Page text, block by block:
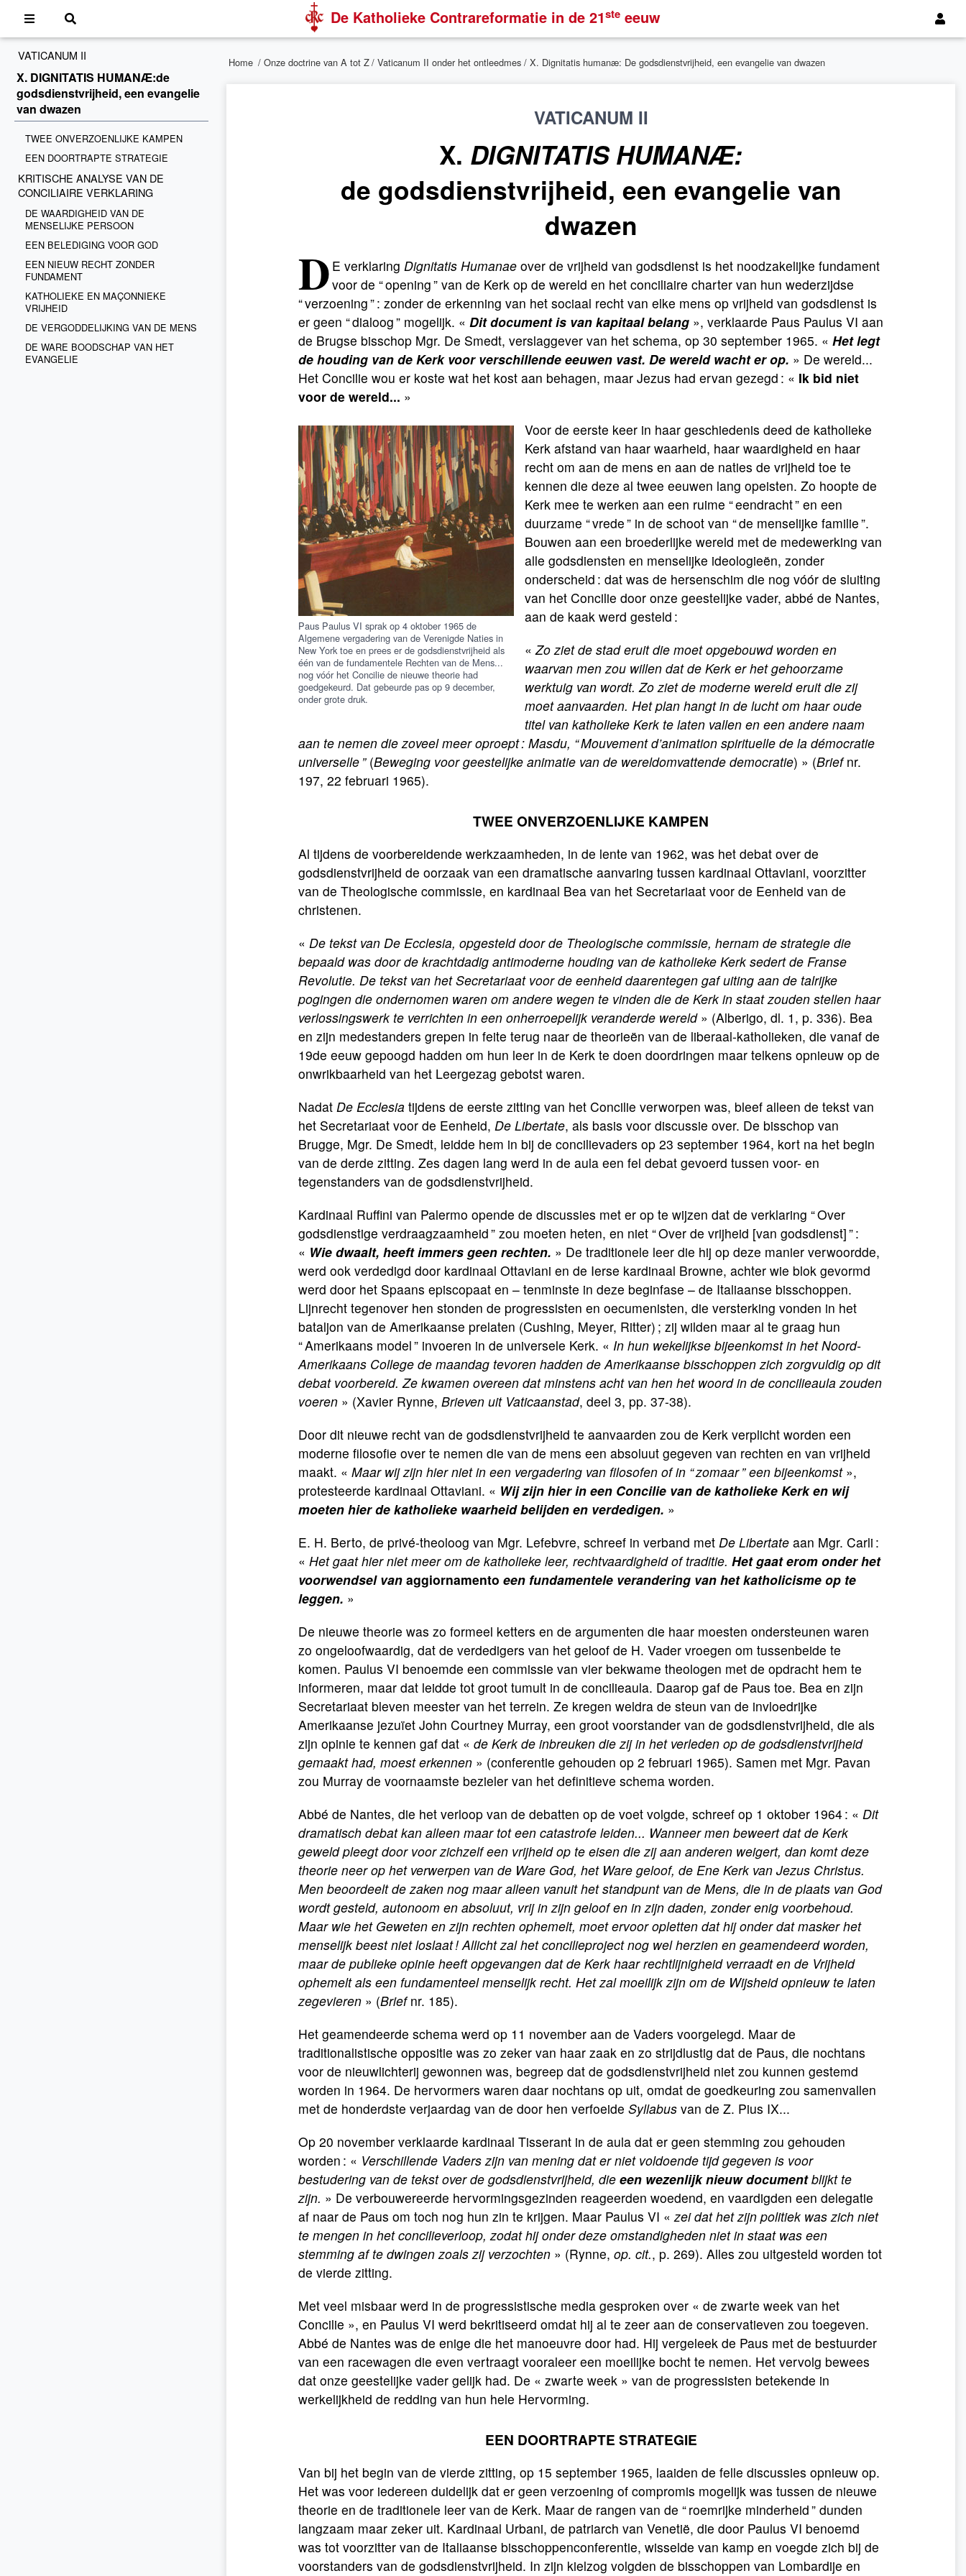
De Katholieke Contrareformatie in de 21ste eeuw
VATICANUM II
X. DIGNITATIS HUMANÆ:de
godsdienstvrijheid, een evangelie
van dwazen
TWEE ONVERZOENLIJKE KAMPEN
EEN DOORTRAPTE STRATEGIE
KRITISCHE ANALYSE VAN DE
CONCILIAIRE VERKLARING
DE WAARDIGHEID VAN DE
MENSELIJKE PERSOON
EEN BELEDIGING VOOR GOD
EEN NIEUW RECHT ZONDER
FUNDAMENT
KATHOLIEKE EN MAÇONNIEKE
VRIJHEID
DE VERGODDELIJKING VAN DE MENS
DE WARE BOODSCHAP VAN HET
EVANGELIE
Home / Onze doctrine van A tot Z/ Vaticanum II onder het ontleedmes / X. Dignitatis humanæ: De godsdienstvrijheid, een evangelie van dwazen
VATICANUM II
X. DIGNITATIS HUMANÆ:
de godsdienstvrijheid, een evangelie van
dwazen
D E verklaring Dignitatis Humanae over de vrijheid van godsdienst is het noodzakelijke fundament
voor de “ opening ” van de Kerk op de wereld en het conciliaire charter van hun wederzijdse
“ verzoening ” : zonder de erkenning van het sociaal recht van elke mens op vrijheid van godsdienst is
er geen “ dialoog ” mogelijk. « Dit document is van kapitaal belang », verklaarde Paus Paulus VI aan
de Brugse bisschop Mgr. De Smedt, verslaggever van het schema, op 30 september 1965. « Het legt
de houding van de Kerk voor verschillende eeuwen vast. De wereld wacht er op. » De wereld...
Het Concilie wou er koste wat het kost aan behagen, maar Jezus had ervan gezegd : « Ik bid niet
voor de wereld... »
Paus Paulus VI sprak op 4 oktober 1965 de
Algemene vergadering van de Verenigde Naties in
New York toe en prees er de godsdienstvrijheid als
één van de fundamentele Rechten van de Mens...
nog vóór het Concilie de nieuwe theorie had
goedgekeurd. Dat gebeurde pas op 9 december,
onder grote druk.
Voor de eerste keer in haar geschiedenis deed de katholieke
Kerk afstand van haar waarheid, haar waardigheid en haar
recht om aan de mens en aan de naties de vrijheid toe te
kennen die deze al twee eeuwen lang opeisten. Zo hoopte de
Kerk mee te werken aan een ruime “ eendracht ” en een
duurzame “ vrede ” in de schoot van “ de menselijke familie ”.
Bouwen aan een broederlijke wereld met de medewerking van
alle godsdiensten en menselijke ideologieën, zonder
onderscheid : dat was de hersenschim die nog vóór de sluiting
van het Concilie door onze geestelijke vader, abbé de Nantes,
aan de kaak werd gesteld :
«Zo ziet de stad eruit die moet opgebouwd worden en
waarvan men zou willen dat de Kerk er het gehoorzame
werktuig van wordt. Zo ziet de moderne wereld eruit die zij
moet aanvaarden. Het plan hangt in de lucht om haar oude
titel van katholieke Kerk te laten vallen en een andere naam
aan te nemen die zoveel meer oproept : Masdu, “ Mouvement d’animation spirituelle de la démocratie
universelle ” (Beweging voor geestelijke animatie van de wereldomvattende democratie) » (Briefnr.
197, 22 februari 1965).
TWEE ONVERZOENLIJKE KAMPEN
Al tijdens de voorbereidende werkzaamheden, in de lente van 1962, was het debat over de
godsdienstvrijheid de oorzaak van een dramatische aanvaring tussen kardinaal Ottaviani, voorzitter
van de Theologische commissie, en kardinaal Bea van het Secretariaat voor de Eenheid van de
christenen.
« De tekst van De Ecclesia, opgesteld door de Theologische commissie, hernam de strategie die
bepaald was door de krachtdadig antimoderne houding van de katholieke Kerk sedert de Franse
Revolutie. De tekst van het Secretariaat voor de eenheid daarentegen gaf uiting aan de talrijke
pogingen die ondernomen waren om andere wegen te vinden die de Kerk in staat zouden stellen haar
verlossingswerk te verrichten in een onherroepelijk veranderde wereld» (Alberigo, dl. 1, p. 336). Bea
en zijn medestanders grepen in feite terug naar de theorieën van de liberaal-katholieken, die vanaf de
19de eeuw gepoogd hadden om hun leer in de Kerk te doen doordringen maar telkens opnieuw op de
onwrikbaarheid van het Leergezag gebotst waren.
Nadat De Ecclesia tijdens de eerste zitting van het Concilie verworpen was, bleef alleen de tekst van
het Secretariaat voor de Eenheid, De Libertate, als basis voor discussie over. De bisschop van
Brugge, Mgr. De Smedt, leidde hem in bij de concilievaders op 23 september 1964, kort na het begin
van de derde zitting. Zes dagen lang werd in de aula een fel debat gevoerd tussen voor- en
tegenstanders van de godsdienstvrijheid.
Kardinaal Ruffini van Palermo opende de discussies met er op te wijzen dat de verklaring “ Over
godsdienstige verdraagzaamheid ” zou moeten heten, en niet “ Over de vrijheid [van godsdienst] ” :
« Wie dwaalt, heeft immers geen rechten. » De traditionele leer die hij op deze manier verwoordde,
werd ook verdedigd door kardinaal Ottaviani en de Ierse kardinaal Browne, achter wie blok gevormd
werd door het Spaans episcopaat en – tenminste in deze beginfase – de Italiaanse bisschoppen.
Lijnrecht tegenover hen stonden de progressisten en oecumenisten, die versterking vonden in het
bataljon van de Amerikaanse prelaten (Cushing, Meyer, Ritter) ; zij wilden maar al te graag hun
“ Amerikaans model ” invoeren in de universele Kerk. « In hun wekelijkse bijeenkomst in het Noord-
Amerikaans College de maandag tevoren hadden de Amerikaanse bisschoppen zich zorgvuldig op dit
debat voorbereid. Ze kwamen overeen dat minstens acht van hen het woord in de concilieaula zouden
voeren » (Xavier Rynne, Brieven uit Vaticaanstad, deel 3, pp. 37-38).
Door dit nieuwe recht van de godsdienstvrijheid te aanvaarden zou de Kerk verplicht worden een
moderne filosofie over te nemen die van de mens een absoluut gegeven van rechten en van vrijheid
maakt. « Maar wij zijn hier niet in een vergadering van filosofen of in “ zomaar ” een bijeenkomst»,
protesteerde kardinaal Ottaviani. « Wij zijn hier in een Concilie van de katholieke Kerk en wij
moeten hier de katholieke waarheid belijden en verdedigen. »
E. H. Berto, de privé-theoloog van Mgr. Lefebvre, schreef in verband met De Libertate aan Mgr. Carli :
« Het gaat hier niet meer om de katholieke leer, rechtvaardigheid of traditie. Het gaat erom onder het
voorwendsel van aggiornamento een fundamentele verandering van het katholicisme op te
leggen. »
De nieuwe theorie was zo formeel ketters en de argumenten die haar moesten ondersteunen waren
zo ongeloofwaardig, dat de verdedigers van het geloof de H. Vader vroegen om tussenbeide te
komen. Paulus VI benoemde een commissie van vier bekwame theologen met de opdracht hem te
informeren, maar dat leidde tot groot tumult in de concilieaula. Daarop gaf de Paus toe. Bea en zijn
Secretariaat bleven meester van het terrein. Ze kregen weldra de steun van de invloedrijke
Amerikaanse jezuïet John Courtney Murray, een groot voorstander van de godsdienstvrijheid, die als
zijn opinie te kennen gaf dat « de Kerk de inbreuken die zij in het verleden op de godsdienstvrijheid
gemaakt had, moest erkennen » (conferentie gehouden op 2 februari 1965). Samen met Mgr. Pavan
zou Murray de voornaamste bezieler van het definitieve schema worden.
Abbé de Nantes, die het verloop van de debatten op de voet volgde, schreef op 1 oktober 1964 : « Dit
dramatisch debat kan alleen maar tot een catastrofe leiden... Wanneer men beweert dat de Kerk
geweld pleegt door voor zichzelf een vrijheid op te eisen die zij aan anderen weigert, dan komt deze
theorie neer op het verwerpen van de Ware God, het Ware geloof, de Ene Kerk van Jezus Christus.
Men beoordeelt de zaken nog maar alleen vanuit het standpunt van de Mens, die in de plaats van God
wordt gesteld, autonoom en absoluut, vrij in zijn geloof en in zijn daden, zonder enig voorbehoud.
Maar wie het Geweten en zijn rechten ophemelt, moet ervoor opletten dat hij onder dat masker het
menselijk beest niet loslaat ! Allicht zal het concilieproject nog wel herzien en geamendeerd worden,
maar de publieke opinie heeft opgevangen dat de Kerk haar rechtlijnigheid verraadt en de Vrijheid
ophemelt als een fundamenteel menselijk recht. Het zal moeilijk zijn om de Wijsheid opnieuw te laten
zegevieren » (Briefnr. 185).
Het geamendeerde schema werd op 11 november aan de Vaders voorgelegd. Maar de
traditionalistische oppositie was zo zeker van haar zaak en zo strijdlustig dat de Paus, die nochtans
voor de nieuwlichterij gewonnen was, begreep dat de godsdienstvrijheid niet zou kunnen gestemd
worden in 1964. De hervormers waren daar nochtans op uit, omdat de goedkeuring zou samenvallen
met de honderdste verjaardag van de door hen verfoeide Syllabus van de Z. Pius IX...
Op 20 november verklaarde kardinaal Tisserant in de aula dat er geen stemming zou gehouden
worden : « Verschillende Vaders zijn van mening dat er niet voldoende tijd gegeven is voor
bestudering van de tekst over de godsdienstvrijheid, die een wezenlijk nieuw documentblijkt te
zijn. » De verbouwereerde hervormingsgezinden reageerden woedend, en vaardigden een delegatie
af naar de Paus om toch nog hun zin te krijgen. Maar Paulus VI «zei dat het zijn politiek was zich niet
te mengen in het concilieverloop, zodat hij onder deze omstandigheden niet in staat was een
stemming af te dwingen zoals zij verzochten » (Rynne, op. cit., p. 269). Alles zou uitgesteld worden tot
de vierde zitting.
Met veel misbaar werd in de progressistische media gesproken over « de zwarte week van het
Concilie », en Paulus VI werd bekritiseerd omdat hij al te zeer aan de conservatieven zou toegeven.
Abbé de Nantes was de enige die het manoeuvre door had. Hij vergeleek de Paus met de bestuurder
van een racewagen die even vertraagt vooraleer een moeilijke bocht te nemen. Het vervolg bewees
dat onze geestelijke vader gelijk had. De « zwarte week » van de progressisten betekende in
werkelijkheid de redding van hun hele Hervorming.
EEN DOORTRAPTE STRATEGIE
Van bij het begin van de vierde zitting, op 15 september 1965, laaiden de felle discussies opnieuw op.
Het was voor iedereen duidelijk dat er geen verzoening of compromis mogelijk was tussen de nieuwe
theorie en de traditionele leer van de Kerk. Maar de rangen van de “ roemrijke minderheid ” dunden
langzaam maar zeker uit. Kardinaal Urbani, de patriarch van Venetië, die door Paulus VI benoemd
was tot voorzitter van de Italiaanse bisschoppenconferentie, wisselde van kamp en voegde zich bij de
voorstanders van de godsdienstvrijheid. In zijn kielzog volgden de bisschoppen van Lombardije en